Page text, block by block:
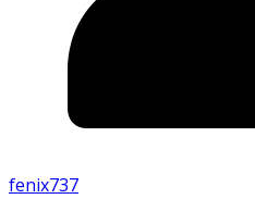
fenix737